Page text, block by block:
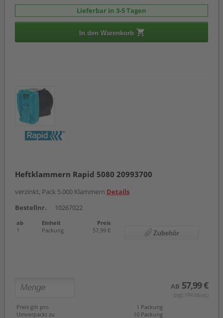
Lieferbar in 3-5 Tagen
In den Warenkorb
Heftklammern Rapid 5080 20993700
verzinkt, Pack 5.000 Klammern Details
Bestellnr.
10267022
ab Einheit
Preis
1
Packung 57,99 € Zubehör
AB 57,99 €
(zzgl. 19% Mwst.)
Preis gilt pro
1 Packung
Umverpackt zu
10 Packung